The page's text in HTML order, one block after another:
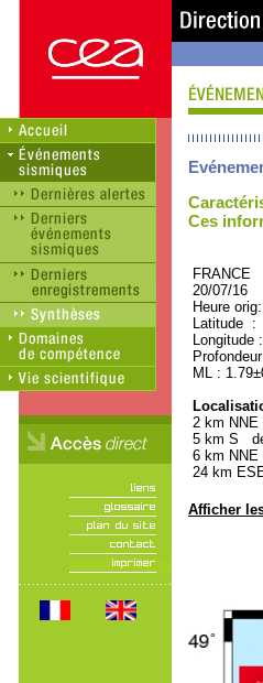
Ces
20/07/
Heure
ML :
2 km NNE
5 km S de
6 km NNE
24 km
Afficher